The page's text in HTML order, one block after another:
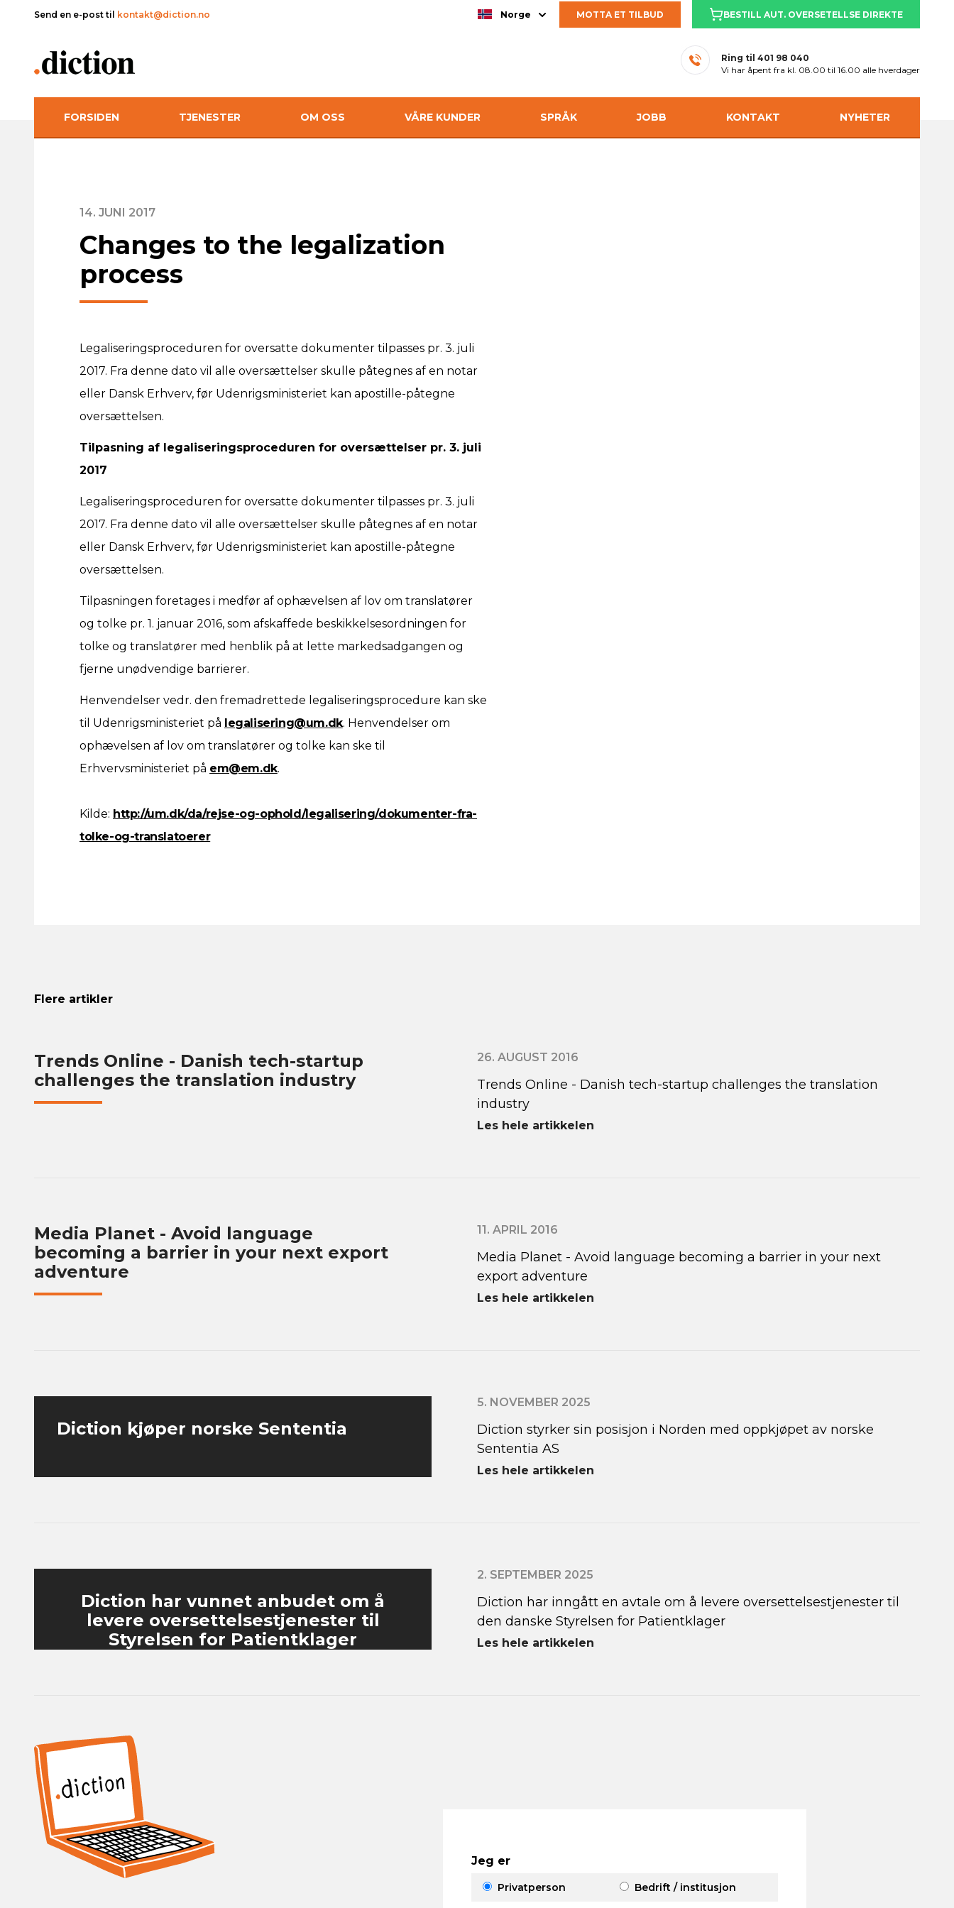
Send en e-post til kontakt@diction.no Norge MOTTA ET TILBUD BESTILL AUT. OVERSETELLSE DIREKTE
Ring til 401 98 040
Vi har åpent fra kl. 08.00 til 16.00 alle hverdager
FORSIDEN TJENESTER OM OSS VÅRE KUNDER SPRÅK JOBB KONTAKT NYHETER
14. JUNI 2017
Changes to the legalization
process
Legaliseringsproceduren for oversatte dokumenter tilpasses pr. 3. juli
2017. Fra denne dato vil alle oversættelser skulle påtegnes af en notar
eller Dansk Erhverv, før Udenrigsministeriet kan apostille-påtegne
oversættelsen.
Tilpasning af legaliseringsproceduren for oversættelser pr. 3. juli
2017
Legaliseringsproceduren for oversatte dokumenter tilpasses pr. 3. juli
2017. Fra denne dato vil alle oversættelser skulle påtegnes af en notar
eller Dansk Erhverv, før Udenrigsministeriet kan apostille-påtegne
oversættelsen.
Tilpasningen foretages i medfør af ophævelsen af lov om translatører
og tolke pr. 1. januar 2016, som afskaffede beskikkelsesordningen for
tolke og translatører med henblik på at lette markedsadgangen og
fjerne unødvendige barrierer.
Henvendelser vedr. den fremadrettede legaliseringsprocedure kan ske
til Udenrigsministeriet på legalisering@um.dk. Henvendelser om
ophævelsen af lov om translatører og tolke kan ske til
Erhvervsministeriet på em@em.dk.
Kilde: http://um.dk/da/rejse-og-ophold/legalisering/dokumenter-fra-
tolke-og-translatoerer
Flere artikler
Trends Online - Danish tech-startup
challenges the translation industry
26. AUGUST 2016
Trends Online - Danish tech-startup challenges the translation
industry
Les hele artikkelen
Media Planet - Avoid language
becoming a barrier in your next export
adventure
11. APRIL 2016
Media Planet - Avoid language becoming a barrier in your next
export adventure
Les hele artikkelen
Diction kjøper norske Sententia
5. NOVEMBER 2025
Diction styrker sin posisjon i Norden med oppkjøpet av norske
Sententia AS
Les hele artikkelen
Diction har vunnet anbudet om å
levere oversettelsestjenester til
Styrelsen for Patientklager
2. SEPTEMBER 2025
Diction har inngått en avtale om å levere oversettelsestjenester til
den danske Styrelsen for Patientklager
Les hele artikkelen
Jeg er
Privatperson Bedrift / institusjon